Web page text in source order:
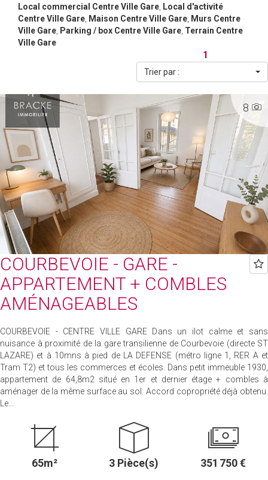
Local commercial Centre Ville Gare Local d'activité
Centre Ville Gare Maison Centre Ville Gare Murs Centre
Ville Gare Parking / box Centre Ville Gare Terrain Centre
Ville Gare
1
Trier par :
8
COURBEVOIE - GARE -
APPARTEMENT + COMBLES
AMÉNAGEABLES
COURBEVOIE - CENTRE VILLE GARE Dans un ilot calme et sans
nuisance à proximité de la gare transilienne de Courbevoie (directe ST
LAZARE) et à 10mns à pied de LA DEFENSE (métro ligne 1, RER A et
Tram T2) et tous les commerces et écoles. Dans petit immeuble 1930,
appartement de 64,8m2 situé en 1er et dernier étage + combles à
aménager de la même surface au sol. Accord copropriété déjà obtenu.
Le...
65m² 3 Pièce(s) 351 750 €